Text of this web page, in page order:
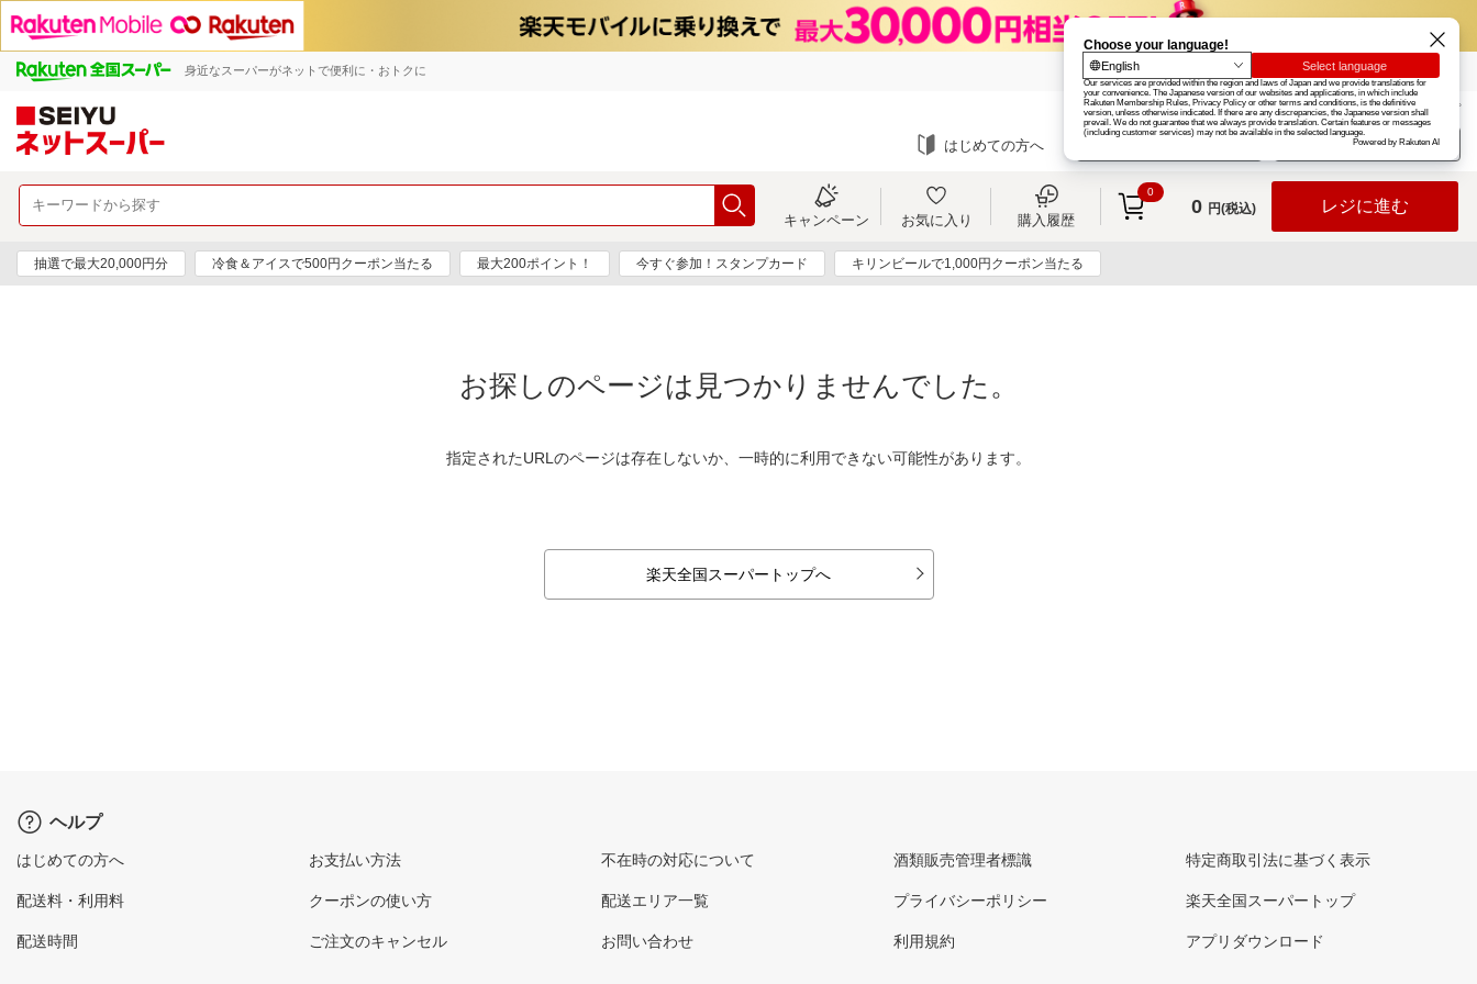
身近なスーパーがネットで便利に・おトクに 楽天グループ カード
お知らせ ヘルプ
はじめての方へ ログイン
キャンペーン お気に入り 購入履歴
0
0 円(税込) レジに進む
抽選で最大20,000円分 冷食＆アイスで500円クーポン当たる 最大200ポイント！ 今すぐ参加！スタンプカード キリンビールで1,000円クーポン当たる
お探しのページは見つかりませんでした。
指定されたURLのページは存在しないか、一時的に利用できない可能性があります。
楽天全国スーパートップへ
ヘルプ
はじめての方へ
配送料・利用料
配送時間
お支払い方法
クーポンの使い方
ご注文のキャンセル
不在時の対応について
配送エリア一覧
お問い合わせ
酒類販売管理者標識
プライバシーポリシー
利用規約
特定商取引法に基づく表示
楽天全国スーパートップ
アプリダウンロード